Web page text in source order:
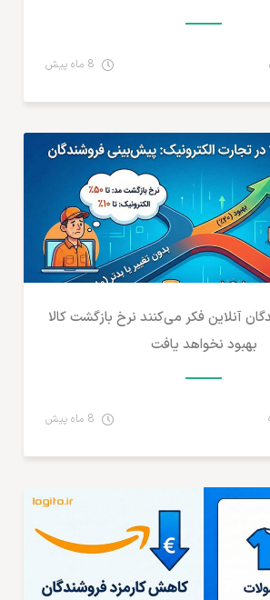
آمارهای تجارت الکترونیک
آنلاین فکر می‌کنند نرخ بازگشت کالا
بهبود نخواهد یافت
تجارت الکترونیک